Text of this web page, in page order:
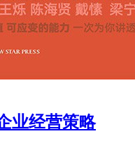
业经营策略